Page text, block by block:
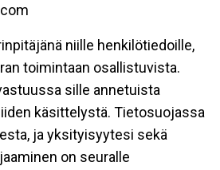
niille henkilötiedoille,
toimintaan osallistuvista.
sille annetuista
käsittelystä. Tietosuojassa
ja yksityisyytesi sekä
on seuralle